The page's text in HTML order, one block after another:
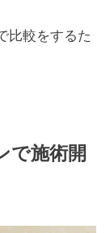
比較をするた
で施術開